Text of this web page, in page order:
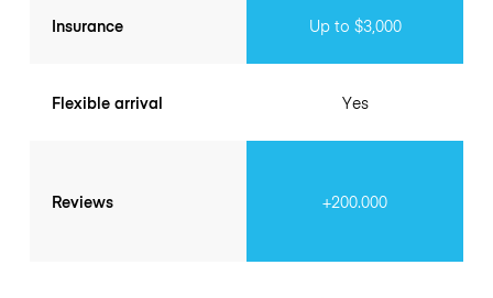
Insurance
Flexible arrival
Reviews
Up to $3,000
Yes
+200.000